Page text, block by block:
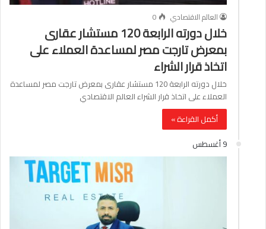
العالم الاقتصادي
0
خلال دورته الرابعة 120 مستشار عقارى
بمعرض تارجت مصر لمساعدة العملاء على
اتخاذ قرار الشراء
خلال دورته الرابعة 120 مستشار عقارى بمعرض تارجت مصر لمساعدة
العملاء على اتخاذ قرار الشراء العالم الاقتصادي
أكمل القراءة »
9 أغسطس